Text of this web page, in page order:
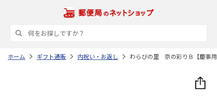
ホーム ギフト通販 内祝い・お返し わらびの里 京の彩りＢ【慶事